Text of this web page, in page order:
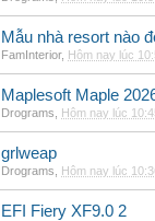
Mẫu nhà resort nào
FamInterior, Hôm nay lúc
Maplesoft Maple
Drograms Hôm nay lúc
grlweap
Drograms Hôm nay lúc
EFI Fiery XF9.0 2